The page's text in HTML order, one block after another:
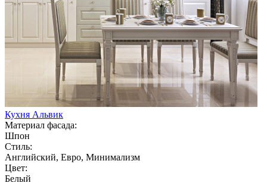
Кухня Альвик
Материал фасада:
Шпон
Стиль:
Английский, Евро, Минимализм
Цвет:
Белый